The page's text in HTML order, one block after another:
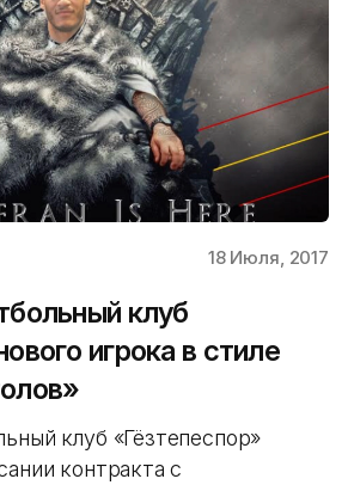
18 Июля, 2017
клуб
игрока в стиле
клуб «Гёзтепеспор»
контракта с